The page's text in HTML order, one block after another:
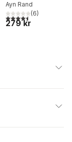
the Fountainhead
Ayn Rand
4,5utav 5 stjärnor.
(6)
279 kr